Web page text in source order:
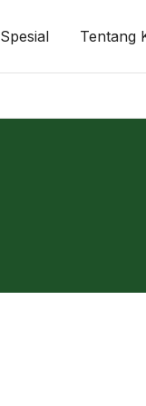
Spesial Tentang